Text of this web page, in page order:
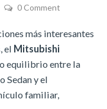
0 Comment
más interesantes
el Mitsubishi
equilibrio entre la
Sedan y el
familiar,